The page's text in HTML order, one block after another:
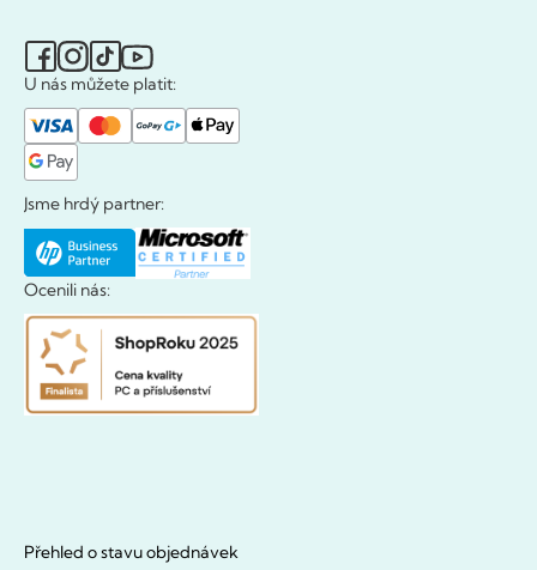
U nás můžete platit:
Jsme hrdý partner:
Ocenili nás:
Přehled o stavu objednávek